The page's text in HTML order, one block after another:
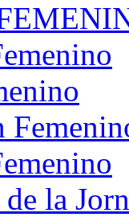
la